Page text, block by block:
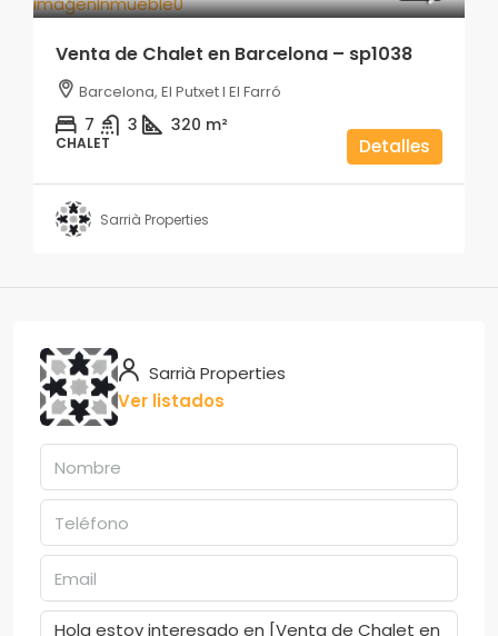
Venta de Chalet en Barcelona – sp1038
Barcelona, El Putxet I El Farró
7 3 320 m²
CHALET Detalles
Sarrià Properties
Sarrià Properties
Ver listados